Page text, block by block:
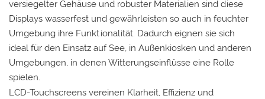
versiegelter Gehäuse und robuster Materialien sind diese
Displays wasserfest und gewährleisten so auch in feuchter
Umgebung ihre Funktionalität. Dadurch eignen sie sich
ideal für den Einsatz auf See, in Außenkiosken und anderen
Umgebungen, in denen Witterungseinflüsse eine Rolle
spielen.
LCD-Touchscreens vereinen Klarheit, Effizienz und